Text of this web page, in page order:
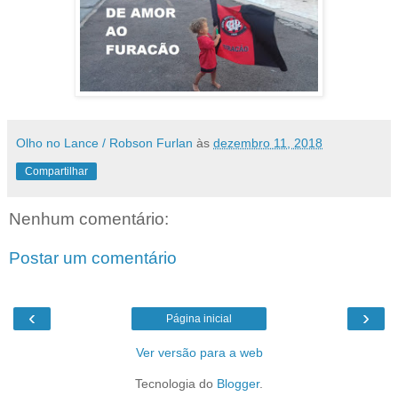
Olho no Lance / Robson Furlan às dezembro 11, 2018
Compartilhar
Nenhum comentário:
Postar um comentário
‹ ›
Página inicial
Ver versão para a web
Tecnologia do Blogger.